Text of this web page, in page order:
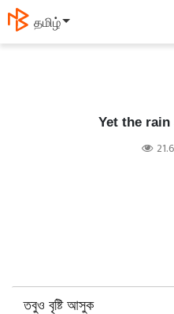
தமிழ்
Yet the
তবুও বৃষ্টি আসুক